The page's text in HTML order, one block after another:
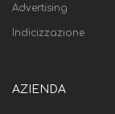
Advertising
Indicizzazione
AZIENDA